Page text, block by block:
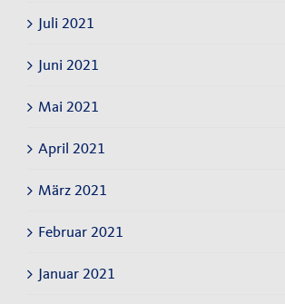
Juli 2021
Juni 2021
Mai 2021
April 2021
März 2021
Februar 2021
Januar 2021